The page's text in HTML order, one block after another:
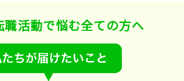
職活動で悩む全ての方へ